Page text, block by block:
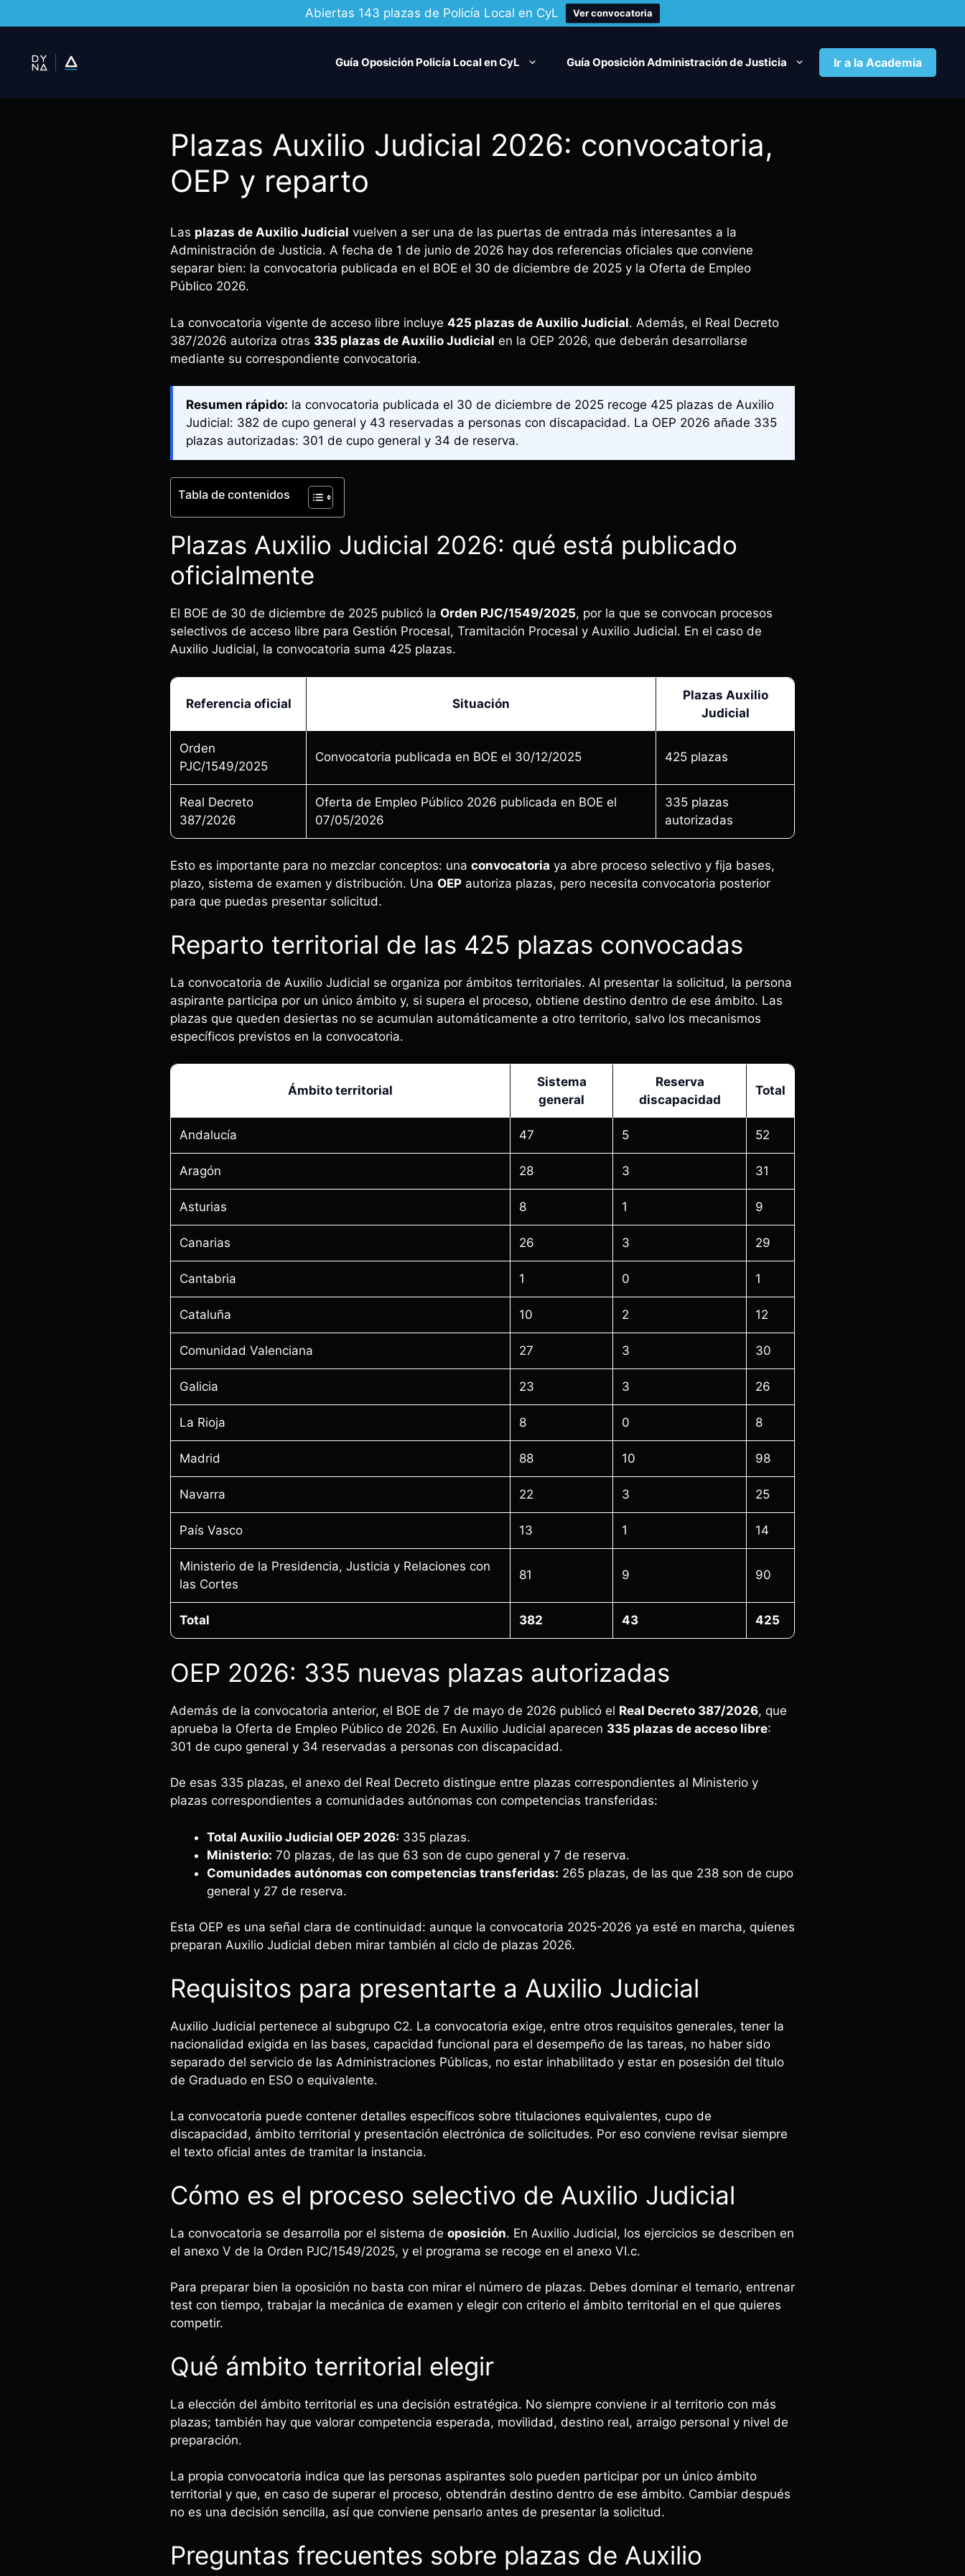
Abiertas 143 plazas de Policía Local en CyL Ver convocatoria
contenido
Guía Oposición Policía Local en CyL Guía Oposición Administración de Justicia Ir a la Academia
Plazas Auxilio Judicial 2026: convocatoria,
OEP y reparto
Las plazas de Auxilio Judicial vuelven a ser una de las puertas de entrada más interesantes a la
Administración de Justicia. A fecha de 1 de junio de 2026 hay dos referencias oficiales que conviene
separar bien: la convocatoria publicada en el BOE el 30 de diciembre de 2025 y la Oferta de Empleo
Público 2026.
La convocatoria vigente de acceso libre incluye 425 plazas de Auxilio Judicial. Además, el Real Decreto
387/2026 autoriza otras 335 plazas de Auxilio Judicial en la OEP 2026, que deberán desarrollarse
mediante su correspondiente convocatoria.
Resumen rápido: la convocatoria publicada el 30 de diciembre de 2025 recoge 425 plazas de Auxilio
Judicial: 382 de cupo general y 43 reservadas a personas con discapacidad. La OEP 2026 añade 335
plazas autorizadas: 301 de cupo general y 34 de reserva.
Tabla de contenidos
Plazas Auxilio Judicial 2026: qué está publicado
oficialmente
El BOE de 30 de diciembre de 2025 publicó la Orden PJC/1549/2025, por la que se convocan procesos
selectivos de acceso libre para Gestión Procesal, Tramitación Procesal y Auxilio Judicial. En el caso de
Auxilio Judicial, la convocatoria suma 425 plazas.
Referencia oficial Situación
Plazas Auxilio
Judicial
Orden
PJC/1549/2025
Convocatoria publicada en BOE el 30/12/2025 425 plazas
Real Decreto
387/2026
Oferta de Empleo Público 2026 publicada en BOE el
07/05/2026
335 plazas
autorizadas
Esto es importante para no mezclar conceptos: una convocatoria ya abre proceso selectivo y fija bases,
plazo, sistema de examen y distribución. Una OEP autoriza plazas, pero necesita convocatoria posterior
para que puedas presentar solicitud.
Reparto territorial de las 425 plazas convocadas
La convocatoria de Auxilio Judicial se organiza por ámbitos territoriales. Al presentar la solicitud, la persona
aspirante participa por un único ámbito y, si supera el proceso, obtiene destino dentro de ese ámbito. Las
plazas que queden desiertas no se acumulan automáticamente a otro territorio, salvo los mecanismos
específicos previstos en la convocatoria.
Ámbito territorial
Sistema
general
Reserva
discapacidad
Total
Andalucía 47 5 52
Aragón 28 3 31
Asturias 8 1 9
Canarias 26 3 29
Cantabria 1 0 1
Cataluña 10 2 12
Comunidad Valenciana 27 3 30
Galicia 23 3 26
La Rioja 8 0 8
Madrid 88 10 98
Navarra 22 3 25
País Vasco 13 1 14
Ministerio de la Presidencia, Justicia y Relaciones con
las Cortes
81 9 90
Total 382 43 425
OEP 2026: 335 nuevas plazas autorizadas
Además de la convocatoria anterior, el BOE de 7 de mayo de 2026 publicó el Real Decreto 387/2026, que
aprueba la Oferta de Empleo Público de 2026. En Auxilio Judicial aparecen 335 plazas de acceso libre:
301 de cupo general y 34 reservadas a personas con discapacidad.
De esas 335 plazas, el anexo del Real Decreto distingue entre plazas correspondientes al Ministerio y
plazas correspondientes a comunidades autónomas con competencias transferidas:
Total Auxilio Judicial OEP 2026: 335 plazas.
Ministerio: 70 plazas, de las que 63 son de cupo general y 7 de reserva.
Comunidades autónomas con competencias transferidas: 265 plazas, de las que 238 son de cupo
general y 27 de reserva.
Esta OEP es una señal clara de continuidad: aunque la convocatoria 2025-2026 ya esté en marcha, quienes
preparan Auxilio Judicial deben mirar también al ciclo de plazas 2026.
Requisitos para presentarte a Auxilio Judicial
Auxilio Judicial pertenece al subgrupo C2. La convocatoria exige, entre otros requisitos generales, tener la
nacionalidad exigida en las bases, capacidad funcional para el desempeño de las tareas, no haber sido
separado del servicio de las Administraciones Públicas, no estar inhabilitado y estar en posesión del título
de Graduado en ESO o equivalente.
La convocatoria puede contener detalles específicos sobre titulaciones equivalentes, cupo de
discapacidad, ámbito territorial y presentación electrónica de solicitudes. Por eso conviene revisar siempre
el texto oficial antes de tramitar la instancia.
Cómo es el proceso selectivo de Auxilio Judicial
La convocatoria se desarrolla por el sistema de oposición. En Auxilio Judicial, los ejercicios se describen en
el anexo V de la Orden PJC/1549/2025, y el programa se recoge en el anexo VI.c.
Para preparar bien la oposición no basta con mirar el número de plazas. Debes dominar el temario, entrenar
test con tiempo, trabajar la mecánica de examen y elegir con criterio el ámbito territorial en el que quieres
competir.
Qué ámbito territorial elegir
La elección del ámbito territorial es una decisión estratégica. No siempre conviene ir al territorio con más
plazas; también hay que valorar competencia esperada, movilidad, destino real, arraigo personal y nivel de
preparación.
La propia convocatoria indica que las personas aspirantes solo pueden participar por un único ámbito
territorial y que, en caso de superar el proceso, obtendrán destino dentro de ese ámbito. Cambiar después
no es una decisión sencilla, así que conviene pensarlo antes de presentar la solicitud.
Preguntas frecuentes sobre plazas de Auxilio